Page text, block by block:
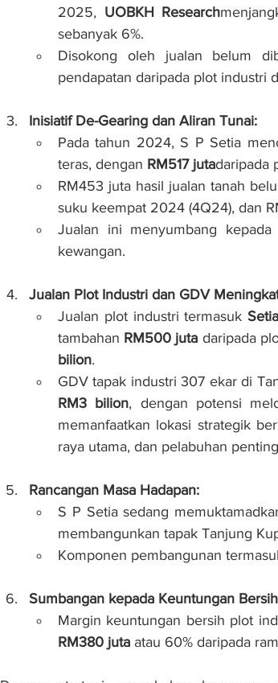
2025, UOBKH Research
sebanyak 6%.
Disokong oleh jualan belum
pendapatan daripada plot industri
Inisiatif De-Gearing dan Aliran Tunai:
Pada tahun 2024, S P Setia
teras, dengan RM517 jutadaripada
RM453 juta hasil jualan tanah
suku keempat 2024 (4Q24), dan
Jualan ini menyumbang
kewangan.
Jualan Plot Industri dan GDV
Jualan plot industri termasuk
tambahan RM500 juta daripada
bilion.
GDV tapak industri 307 ekar di
RM3 bilion, dengan potensi
memanfaatkan lokasi strategik
raya utama, dan pelabuhan
Rancangan Masa Hadapan:
S P Setia sedang
membangunkan tapak Tanjung
Komponen pembangunan
Sumbangan kepada Keuntungan
Margin keuntungan bersih plot
RM380 juta atau 60% daripada